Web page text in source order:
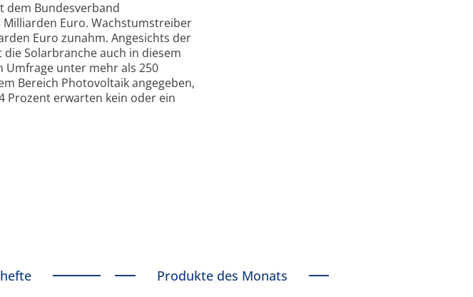
dem Bundesverband
Euro. Wachstumstreiber
Euro zunahm. Angesichts der
Solarbranche auch in diesem
Umfrage unter mehr als 250
Bereich Photovoltaik angegeben,
Prozent erwarten kein oder ein
Produkte des Monats